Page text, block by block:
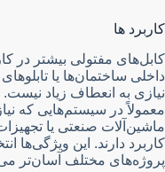
کاربرد ها
کابل‌های مفتولی بیشتر در
داخلی ساختمان‌ها یا
نیازی به انعطاف زیاد
معمولاً در سیستم‌هایی که
ماشین‌آلات صنعتی یا
کاربرد دارند. این ویژگی‌ها
پروژه‌های مختلف آسان‌تر